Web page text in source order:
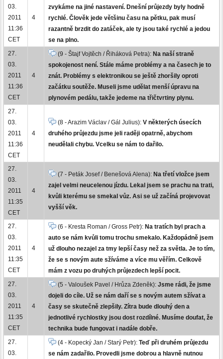
03.
2011
11:36
CET
4
zvykáme na jiné nastavení. Dnešní průjezdy byly hodně
rychlé. Člověk jede většinu času na pětku, pak musí
razantně brzdit do zatáček, ale ty jsou také rychlé a jedou
se na plno.
27.
03.
2011
11:36
CET
4
(9 - Štajf Vojtěch / Řiháková Petra): Na naší straně
spokojenost není. Stále máme problémy a na časech je to
znát. Problémy s elektronikou se ještě zhoršily oproti
začátku soutěže. Museli jsme udělat menší úpravu na
plynovém pedálu, takže jedeme na třičtvrtiny plynu.
27.
03.
2011
11:36
CET
4
(8 - Arazim Václav / Gál Julius): V některých úsecích
druhého průjezdu jsme jeli raději opatrně, abychom
neudělali chybu. Vcelku se nám to dařilo.
27.
03.
2011
11:35
CET
4
(7 - Peták Josef / Benešová Alena): Na třetí vložce jsem
zajel velmi neucelenou jízdu. Lekal jsem se prachu na trati,
kvůli kterému se smekal vůz. Asi se už začíná projevovat
vyšší věk.
27.
03.
2011
11:35
CET
4
(6 - Kresta Roman / Gross Petr): Na tratích byl prach a
auto se nám kvůli tomu trochu smekalo. Každopádně jsem
už dlouho nezajel za tmy lepší časy než za světla. Je to tím,
že se s novým aute sžíváme a více mu věřím. Celkově
mám z vozu po druhých průjezdech lepší pocit.
27.
03.
2011
11:35
CET
4
(5 - Valoušek Pavel / Hrůza Zdeněk): Jsme rádi, že jsme
dojeli do cíle. Už se nám daří se s novým autem sžívat a
časy se skutečně zlepšily. Zítra bude dlouhý den a
jednotlivé rychlostky jsou dost rozdílné. Musíme doufat, že
technika bude fungovat i nadále dobře.
27.
03.
(4 - Kopecký Jan / Starý Petr): Teď při druhém průjezdu
se nám zadařilo. Provedli jsme dobrou a hlavně nutnou